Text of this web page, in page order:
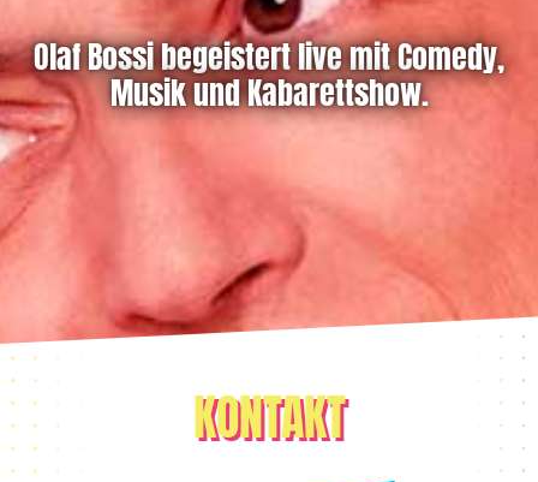
Olaf Bossi begeistert live mit Comedy,
Musik und Kabarettshow.
KONTAKT